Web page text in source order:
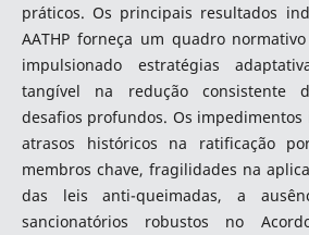
práticos. Os principais resultados
AATHP forneça um quadro
impulsionado estratégias
tangível na redução consistente
desafios profundos. Os
atrasos históricos na ratificação
membros chave, fragilidades na
das leis anti-queimadas, a
sancionatórios robustos no